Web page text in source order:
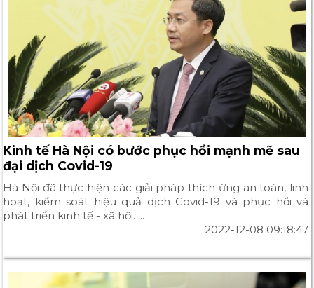
Kinh tế Hà Nội có bước phục hồi mạnh mẽ sau
đại dịch Covid-19
Hà Nội đã thực hiện các giải pháp thích ứng an toàn, linh
hoạt, kiểm soát hiệu quả dịch Covid-19 và phục hồi và
phát triển kinh tế - xã hội. ...
2022-12-08 09:18:47